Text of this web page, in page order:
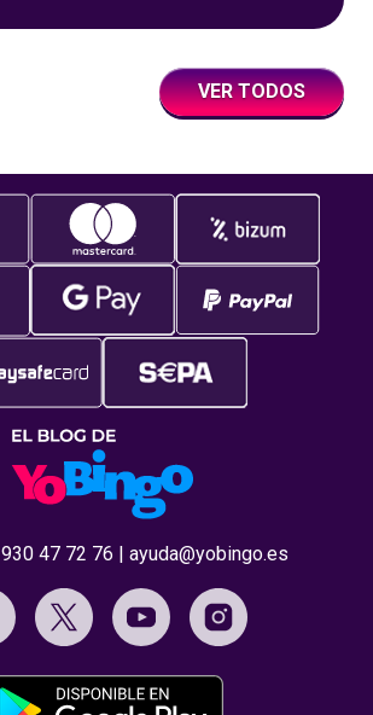
VER TODOS
930 47 72 76 | ayuda@yobingo.es